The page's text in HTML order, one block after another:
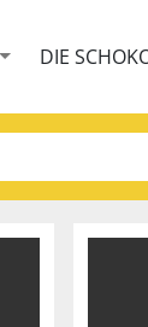
DIE